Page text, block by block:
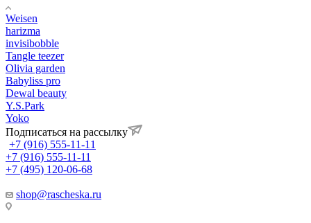
Weisen
harizma
invisibobble
Tangle teezer
Olivia garden
Babyliss pro
Dewal beauty
Y.S.Park
Yoko
Подписаться на рассылку
+7 (916) 555-11-11
+7 (916) 555-11-11
+7 (495) 120-06-68
shop@rascheska.ru